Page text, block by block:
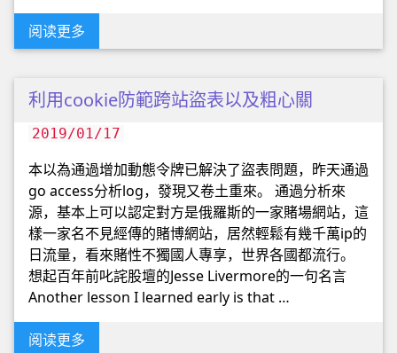
阅读更多
利用cookie防範跨站盜表以及粗心關
2019/01/17
本以為通過增加動態令牌已解決了盜表問題，昨天通過
go access分析log，發現又卷土重來。 通過分析來
源，基本上可以認定對方是俄羅斯的一家賭場網站，這
樣一家名不見經傳的賭博網站，居然輕鬆有幾千萬ip的
日流量，看來賭性不獨國人專享，世界各國都流行。
想起百年前叱詫股壇的Jesse Livermore的一句名言
Another lesson I learned early is that …
阅读更多